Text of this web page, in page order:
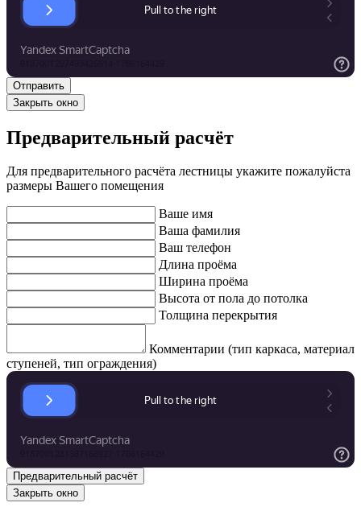
Закрыть окно
Предварительный расчёт
Для предварительного расчёта лестницы укажите пожалуйста
размеры Вашего помещения
Ваше имя
Ваша фамилия
Ваш телефон
Длина проёма
Ширина проёма
Высота от пола до потолка
Толщина перекрытия
Комментарии (тип каркаса, материал
ступеней, тип ограждения)
Закрыть окно